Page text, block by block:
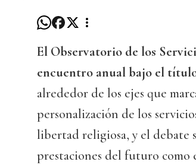
El Observatorio de los
encuentro anual bajo el
alrededor de los ejes que
personalización de los
libertad religiosa, y el debate
prestaciones del futuro como